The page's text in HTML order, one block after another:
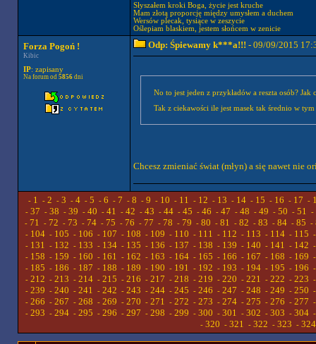
Słyszałem kroki Boga, życie jest kruche
Mam złotą proporcję między umysłem a duchem
Wersów plecak, tysiące w zeszycie
Oślepiam blaskiem, jestem słońcem w zenicie
Forza Pogoń !
Kibic
IP: zapisany
Na forum od 5856dni
Odp: Śpiewamy k***a!!! - 09/09/2015
No to jest jeden z przykładów a reszta osób?
Tak z ciekawości ile jest masek tak średnio w tym
Chcesz zmieniać świat (młyn) a się nawet
- 1 - 2 - 3 - 4 - 5 - 6 - 7 - 8 - 9 - 10 - 11 - 12 - 13 - 14 - 15 - 16 - 17 -
- 37 - 38 - 39 - 40 - 41 - 42 - 43 - 44- 45 - 46 - 47 - 48 - 49 - 50 - 51 -
- 71 - 72 - 73 - 74 - 75 - 76 - 77 - 78 - 79 - 80 - 81 - 82 - 83 - 84 - 85 -
- 104- 105 - 106 - 107 - 108 - 109 - 110 - 111 - 112 - 113 - 114- 115
- 131 - 132 - 133 - 134- 135 - 136 - 137 - 138 - 139 - 140 - 141 - 142
- 158 - 159 - 160 - 161 - 162 - 163 - 164- 165 - 166 - 167 - 168 - 169
- 185 - 186 - 187 - 188 - 189 - 190 - 191 - 192 - 193 - 194- 195 - 196
- 212 - 213 - 214- 215 - 216 - 217 - 218 - 219 - 220 - 221 - 222 - 223
- 239 - 240 - 241 - 242 - 243 - 244- 245 - 246 - 247 - 248 - 249 - 250
- 266 - 267 - 268 - 269 - 270 - 271 - 272 - 273 - 274- 275 - 276 - 277
- 293 - 294- 295 - 296 - 297 - 298 - 299 - 300 - 301 - 302 - 303 - 304
- 320 - 321 - 322 - 323 - 324